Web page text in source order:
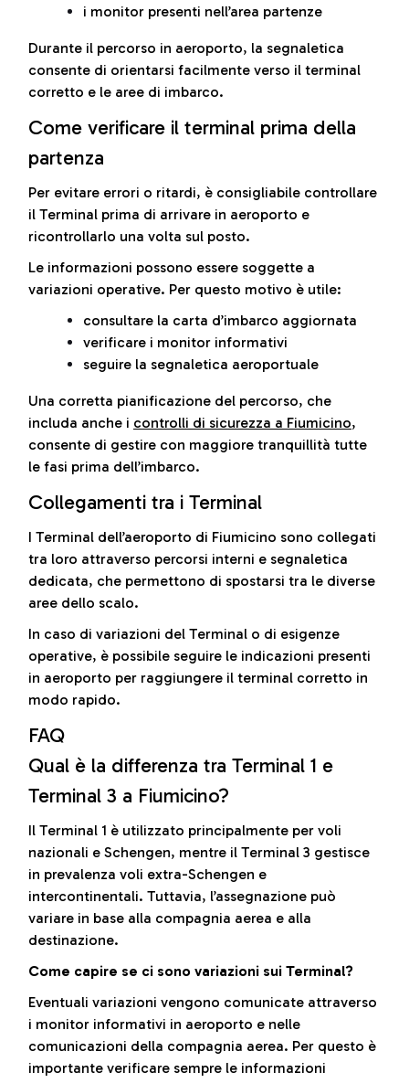
i monitor presenti nell’area partenze
Durante il percorso in aeroporto, la segnaletica
consente di orientarsi facilmente verso il terminal
corretto e le aree di imbarco.
Come verificare il terminal prima della
partenza
Per evitare errori o ritardi, è consigliabile controllare
il Terminal prima di arrivare in aeroporto e
ricontrollarlo una volta sul posto.
Le informazioni possono essere soggette a
variazioni operative. Per questo motivo è utile:
consultare la carta d’imbarco aggiornata
verificare i monitor informativi
seguire la segnaletica aeroportuale
Una corretta pianificazione del percorso, che
includa anche i controlli di sicurezza a Fiumicino,
consente di gestire con maggiore tranquillità tutte
le fasi prima dell’imbarco.
Collegamenti tra i Terminal
I Terminal dell’aeroporto di Fiumicino sono collegati
tra loro attraverso percorsi interni e segnaletica
dedicata, che permettono di spostarsi tra le diverse
aree dello scalo.
In caso di variazioni del Terminal o di esigenze
operative, è possibile seguire le indicazioni presenti
in aeroporto per raggiungere il terminal corretto in
modo rapido.
FAQ
Qual è la differenza tra Terminal 1 e
Terminal 3 a Fiumicino?
Il Terminal 1 è utilizzato principalmente per voli
nazionali e Schengen, mentre il Terminal 3 gestisce
in prevalenza voli extra-Schengen e
intercontinentali. Tuttavia, l’assegnazione può
variare in base alla compagnia aerea e alla
destinazione.
Come capire se ci sono variazioni sui Terminal?
Eventuali variazioni vengono comunicate attraverso
i monitor informativi in aeroporto e nelle
comunicazioni della compagnia aerea. Per questo è
importante verificare sempre le informazioni